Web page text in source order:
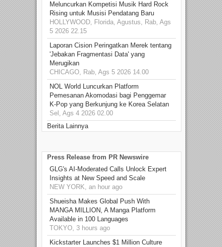
Meluncurkan Kompetisi Musik Hard Rock
Rising untuk Musisi Pendatang Baru
HOLLYWOOD, Florida, Agustus, Rab, Ags
5 2026 22.15
Laporan Cision Peringatkan Merek tentang
'Jebakan Fragmentasi Data' yang
Merugikan
CHICAGO, Rab, Ags 5 2026 14.00
NOL World Luncurkan Platform
Pemesanan Akomodasi bagi Penggemar
K-Pop yang Berkunjung ke Korea Selatan
Sel, Ags 4 2026 02.00
Berita Lainnya
Press Release from PR Newswire
GLG's AI-Moderated Calls Unlock Expert
Insights at New Speed and Scale
NEW YORK, an hour ago
Shueisha Makes Global Push With
MANGA MILLION, A Manga Platform
Available in 100 Languages
TOKYO, 3 hours ago
Kickstarter Launches $1 Million Culture